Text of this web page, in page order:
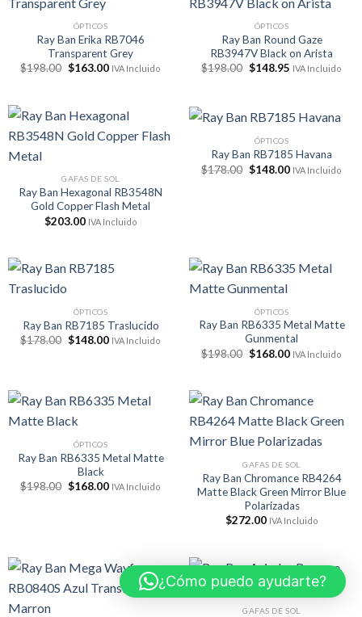
ÓPTICOS
Ray Ban Erika RB7046
Transparent Grey
$198.00 El
$198.00.
$163.00El
$163.00.
IVA Incluido
ÓPTICOS
Ray Ban Round Gaze
RB3947V Black on Arista
$198.00 El
$148.95ElIVA Incluido
GAFAS DE SOL
Ray Ban Hexagonal RB3548N
Gold Copper Flash Metal
$203.00 IVA Incluido
ÓPTICOS
Ray Ban RB7185 Havana
$178.00 El
$148.00ElIVA Incluido
ÓPTICOS
Ray Ban RB7185 Traslucido
$178.00 El
$148.00ElIVA Incluido
ÓPTICOS
Ray Ban RB6335 Metal Matte
Gunmental
$198.00 El
$198.00.
$168.00ElIVA Incluido
ÓPTICOS
Ray Ban RB6335 Metal Matte
Black
$198.00 El
$168.00ElIVA Incluido
GAFAS DE SOL
Ray Ban Chromance RB4264
Matte Black Green Mirror Blue
Polarizadas
$272.00 IVA Incluido
GAFAS DE SOL
¿Cómo puedo ayudarte?